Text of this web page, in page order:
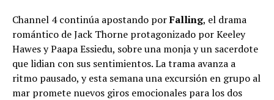
Channel 4 continúa apostando porFalling, el drama
romántico de Jack Thorne protagonizado por Keeley
Hawes y Paapa Essiedu, sobre una monja y un sacerdote
que lidian con sus sentimientos. La trama avanza a
ritmo pausado, y esta semana una excursión en grupo al
mar promete nuevos giros emocionales para los dos